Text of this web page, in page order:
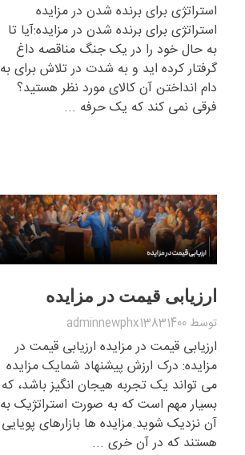
استراتژی برای برنده شدن در مزایده
استراتژی برای برنده شدن در مزایده:آیا تا
به حال خود را در یک جنگ مناقصه داغ
گرفتار کرده اید و به شدت در تلاش برای به
دام انداختن آن کالای مورد نظر هستید؟
فرقی نمی کند که یک حرفه ...
ارزیابی قیمت در مزایده
توسط adminnewphx13831400
ارزیابی قیمت در مزایده ارزیابی قیمت در
مزایده: درک ارزش پیشنهاد شمایک مزایده
می تواند یک تجربه هیجان انگیز باشد، که
بسیار مهم است که به صورت استراتژیک به
آن نزدیک شوید.مزایده ها بازارهای پویایی
هستند که در آن خری ...